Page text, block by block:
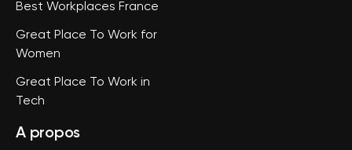
Best Workplaces France
Great Place To Work for
Women
Great Place To Work in
Tech
A propos